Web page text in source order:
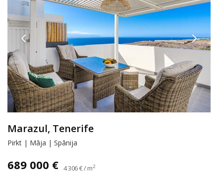
Marazul, Tenerife
Pirkt | Māja | Spānija
689 000 € 4 306 € / m2